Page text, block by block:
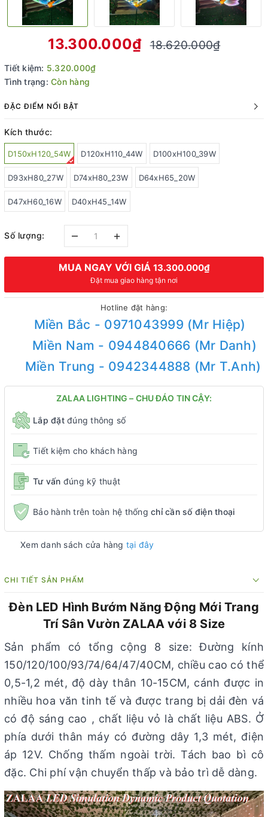
13.300.000₫ 18.620.000₫
Tiết kiệm: 5.320.000₫
Tình trạng: Còn hàng
ĐẶC ĐIỂM NỔI BẬT
Kích thước:
D150xH120_54W D120xH110_44W D100xH100_39W
D93xH80_27W D74xH80_23W D64xH65_20W
D47xH60_16W D40xH45_14W
Số lượng: – +
MUA NGAY VỚI GIÁ 13.300.000₫
Đặt mua giao hàng tận nơi
Hotline đặt hàng:
Miền Bắc - 0971043999 (Mr Hiệp)
Miền Nam - 0944840666 (Mr Danh)
Miền Trung - 0942344888 (Mr T.Anh)
ZALAA LIGHTING – CHU ĐÁO TIN CẬY:
Lắp đặtđúng thông số
Tiết kiệm cho khách hàng
Tư vấn đúng kỹ thuật
Bảo hành trên toàn hệ thống chỉ cần số điện thoại
Xem danh sách cửa hàng tại đây
CHI TIẾT SẢN PHẨM
Đèn LED Hình Bướm Năng Động Mới Trang
Trí Sân Vườn ZALAA với 8 Size
Sản phẩm có tổng cộng 8 size: Đường kính
150/120/100/93/74/64/47/40CM, chiều cao có thể
0,5-1,2 mét, độ dày thân 10-15CM, cánh được in
nhiều hoa văn tinh tế và được trang bị dải đèn vá
có độ sáng cao , chất liệu vỏ là chất liệu ABS. Ở
phía dưới thân máy có đường dây 1,3 mét, điện
áp 12V. Chống thấm ngoài trời. Tách bao bì cô
đặc. Chi phí vận chuyển thấp và bảo trì dễ dàng.